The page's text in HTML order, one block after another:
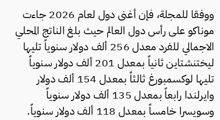
ووفقا للمجلة، فإن أغنى دول لعام 2026 جاءت
موناكو على رأس دول العالم حيث بلغ الناتج المحلي
الاجمالي للفرد معدل 256 ألف دولار سنوياً تليها
ليختنشتاين ثانياً بمعدل 201 ألف دولار سنوياً
تليها لوكسمبورغ ثالثاً بمعدل 154 ألف دولار
وايرلندا رابعاً بمعدل 135 ألف دولار سنوياً
وسويسرا خامساً بمعدل 118 ألف دولار سنوياً.